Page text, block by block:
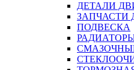
ДЕТАЛИ
ЗАПЧАСТИ
ПОДВЕСКА